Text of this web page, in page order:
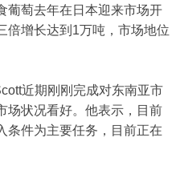
葡萄去年在日本迎来市场开
倍增长达到1万吨，市场地位
近期刚刚完成对东南亚市
场状况看好。他表示，目前
条件为主要任务，目前正在